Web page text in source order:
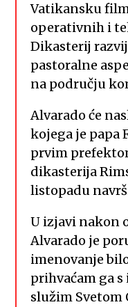
Vatikansku
operativnih i
Dikasterij
pastoralne
na području
Alvarado će
kojega je papa
prvim
dikasterija
listopadu
U izjavi nakon
Alvarado je
imenovanje
prihvaćam ga
služim Svetom